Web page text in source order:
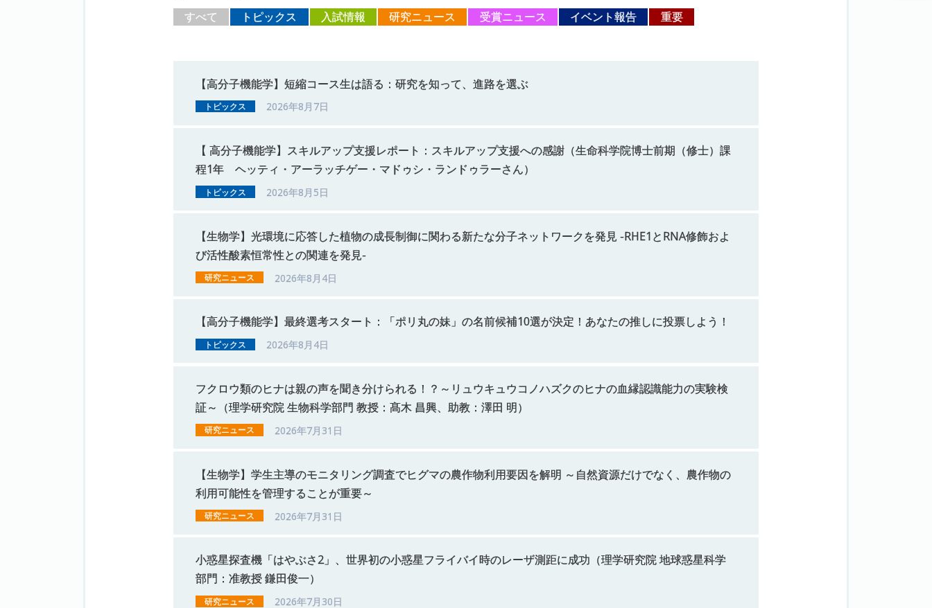
すべて
トピックス 入試情報 研究ニュース 受賞ニュース イベント報告 重要
【高分子機能学】短縮コース生は語る：研究を知って、進路を選ぶ
トピックス 2026年8月7日
【高分子機能学】 スキルアップ支援レポート： スキルアップ支援への感謝 （生命科学院博士前期 （修士）課
程1年 ヘッティ ・ アーラッチゲー ・ マドゥシ ・ ランドゥラーさん）
トピックス 2026年8月5日
【生物学】光環境に応答した植物の成長制御に関わる新たな分子ネットワークを発見-RHE1とRNA修飾およ
び活性酸素恒常性との関連を発見-
研究ニュース 2026年8月4日
【高分子機能学】最終選考スタート： 「ポリ 丸の妹」の名前候補10選が決定！あなたの推しに投票しよう！
トピックス 2026年8月4日
フクロウ類のヒナは親の声を聞き分けられる！？ ～ リュウキュウコノハスクのヒナの血縁認識能力の実験検
証～ （理学研究院生物科学部門 教授：髙木 昌興、助教：澤田 明）
研究ニュース 2026年7月31日
【生物学】学生主導のモニタリンク調査てヒクマの農作物利用要因を解明 ～ 自然資源たけてなく、 農作物の
利用可能性を管理することが重要～
研究ニュース 2026年7月31日
小惑星探査機 「はやぶさ2」、世界初の小惑星フライバイ時のレーザ測距に成功 （理学研究院地球惑星科学
部門：准教授鎌田俊一）
研究ニュース 2026年7月30日